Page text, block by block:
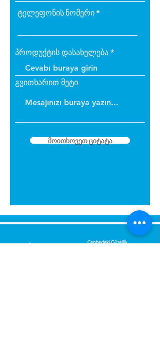
ტელეფონის ნომერი
პროდუქტის დასახელება
გვითხარით მეტი
მოითხოვეთ ციტატა